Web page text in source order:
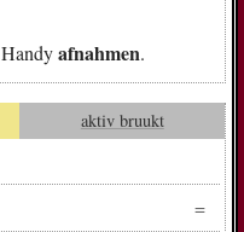
Handyafnahmen.
aktiv bruukt